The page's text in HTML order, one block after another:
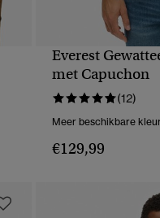
Everest
met Capuchon
(12)
Meer beschikbare
€129,99